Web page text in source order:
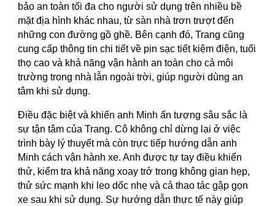
bảo an toàn tối đa cho người sử dụng trên nhiều bề
mặt địa hình khác nhau, từ sàn nhà trơn trượt đến
những con đường gồ ghề. Bên cạnh đó, Trang cũng
cung cấp thông tin chi tiết về pin sạc tiết kiệm điện, tuổi
thọ cao và khả năng vận hành an toàn cho cả môi
trường trong nhà lẫn ngoài trời, giúp người dùng an
tâm khi sử dụng.
Điều đặc biệt và khiến anh Minh ấn tượng sâu sắc là
sự tận tâm của Trang. Cô không chỉ dừng lại ở việc
trình bày lý thuyết mà còn trực tiếp hướng dẫn anh
Minh cách vận hành xe. Anh được tự tay điều khiển
thử, kiểm tra khả năng xoay trở trong không gian hẹp,
thử sức mạnh khi leo dốc nhẹ và cả thao tác gập gọn
xe sau khi sử dụng. Sự hướng dẫn thực tế này giúp